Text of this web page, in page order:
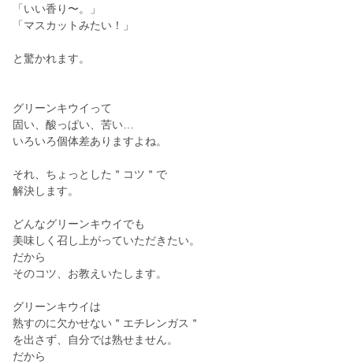
「いい香り〜。」
「マスカットみたい！」
と驚かれます。
グリーンキウイって
固い、酸っぱい、苦い…
いろいろ個体差ありますよね。
それ、ちょっとした＂コツ＂で
解決します。
どんなグリーンキウイでも
美味しく召し上がっていただきたい。
だから
そのコツ、お教えいたします。
グリーンキウイは
熟すのに欠かせない＂エチレンガス＂
を出さず、自分では熟せません。
だから